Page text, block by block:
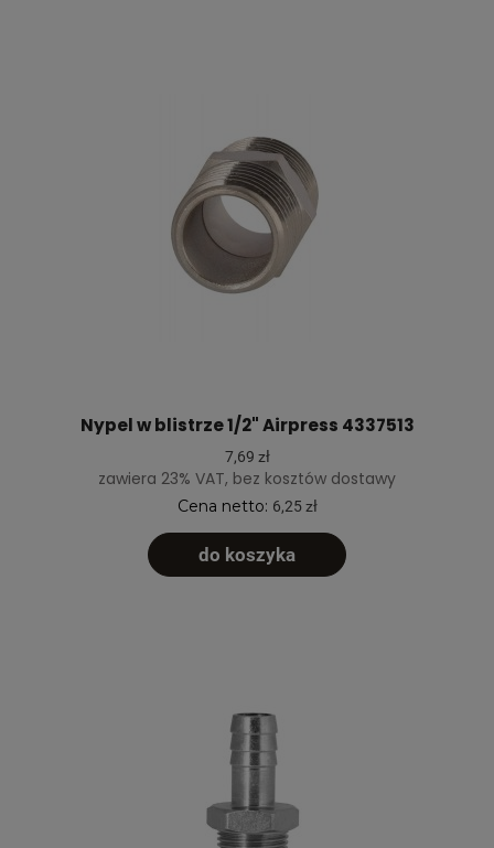
Nypel w blistrze 1/2" Airpress 4337513
7,69 zł
zawiera 23% VAT, bez kosztów dostawy
Cena netto: 6,25 zł
do koszyka